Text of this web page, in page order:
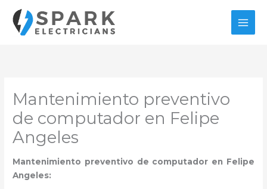
contenido
Mantenimiento preventivo
de computador en Felipe
Angeles
Mantenimiento preventivo de computador en Felipe
Angeles: